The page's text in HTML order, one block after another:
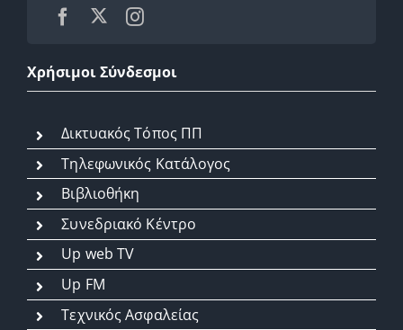
Χρήσιμοι Σύνδεσμοι
Δικτυακός Τόπος ΠΠ
Τηλεφωνικός Κατάλογος
Βιβλιοθήκη
Συνεδριακό Κέντρο
Up web TV
Up FM
Τεχνικός Ασφαλείας